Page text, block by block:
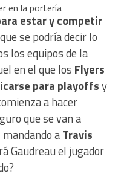
en la portería
estar y competir
se podría decir lo
los equipos de la
en el que los Flyers
para playoffsy
a hacer
que se van a
mandando aTravis
Gaudreau el jugador